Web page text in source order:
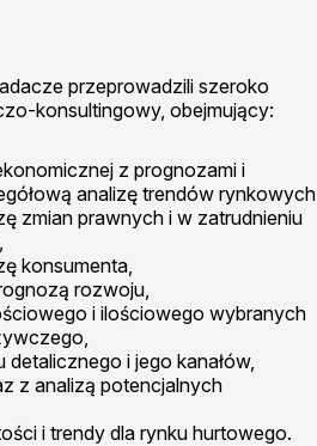
przeprowadzili szeroko
konsultingowy, obejmujący:
z prognozami i
analizę trendów rynkowych
zmian prawnych i w zatrudnieniu
konsumenta,
rozwoju,
i ilościowego wybranych
i jego kanałów,
z analizą potencjalnych
i trendy dla rynku hurtowego.